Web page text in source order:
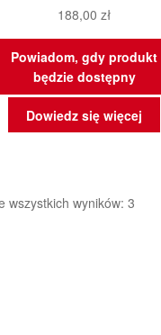
188,00zł
Powiadom, gdy produkt
będzie dostępny
Dowiedz się więcej
wszystkich wyników: 3